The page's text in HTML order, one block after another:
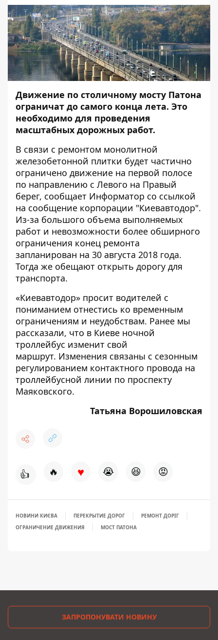
Движение по столичному мосту Патона
ограничат до самого конца лета. Это
необходимо для проведения
масштабных дорожных работ.
В связи с ремонтом монолитной
железобетонной плитки будет частично
ограничено движение на первой полосе
по направлению с Левого на Правый
берег, сообщает Информатор со ссылкой
на сообщение корпорации "Киевавтодор".
Из-за большого объема выполняемых
работ и невозможности более обширного
ограничения конец ремонта
запланирован на 30 августа 2018 года.
Тогда же обещают открыть дорогу для
транспорта.
«Киевавтодор» просит водителей с
пониманием отнестись ко временным
ограничениям и неудобствам. Ранее мы
рассказали, что в Киеве ночной
троллейбус изменит свой
маршрут. Изменения связаны с сезонным
регулированием контактного провода на
троллейбусной линии по проспекту
Маяковского.
Татьяна Ворошиловская
👍 🔥 ♥ 😭 😆 😡
НОВИНИ КИЄВА ПЕРЕКРЫТИЕ ДОРОГ
РЕМОНТ ДОРІГ
ОГРАНИЧЕНИЕ ДВИЖЕНИЯ
МОСТ ПАТОНА
ЗАПРОПОНУВАТИ НОВИНУ